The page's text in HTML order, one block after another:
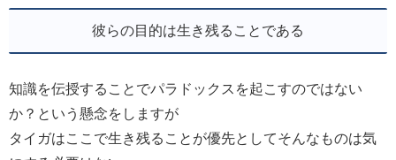
彼らの目的は生き残ることである
知識を伝授することでパラドックスを起こすのではない
か？という懸念をしますが
タイガはここで生き残ることが優先としてそんなものは気